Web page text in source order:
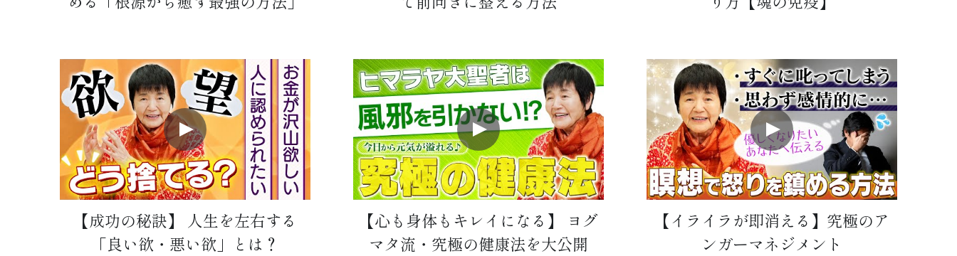
【成功の秘訣】 人生を左右する
「良い欲・悪い欲」とは？
【心も身体もキレイになる】 ヨグ
マタ流・究極の健康法を大公開
【イライラが即消える】究極のア
ンガーマネジメント